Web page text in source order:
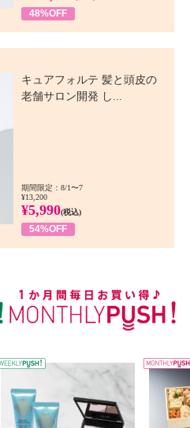
48%OFF
キュアフォルテ 髪と頭皮の
老舗サロン開発 し...
期間限定：8/1〜7
¥13,200
¥5,990(税込)
54%OFF
WEEKLY PUSH